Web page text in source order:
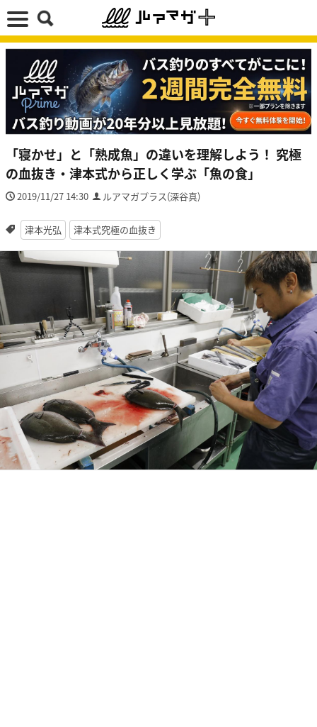
「寝かせ」と「熟成魚」の違いを理解しよう！ 究極
の血抜き・津本式から正しく学ぶ「魚の食」
2019/11/27 14:30 ルアマガプラス(深谷真)
津本光弘 津本式究極の血抜き